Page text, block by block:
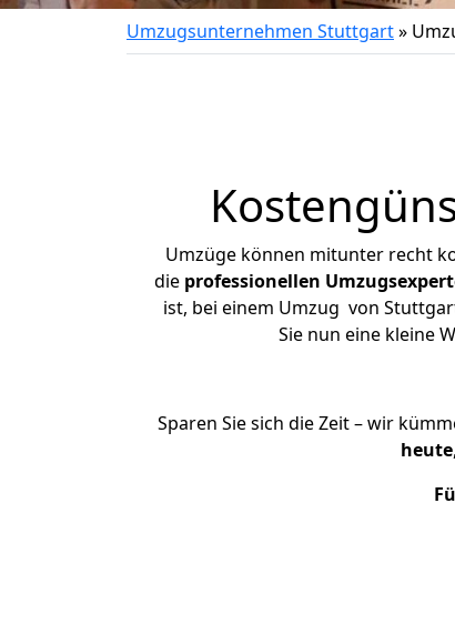
Umzugsunternehmen Stuttgart»
Umzüge können mitunter recht
die professionellen
ist, bei einem Umzug von
Sie nun eine kleine
Sparen Sie sich die Zeit – wir
heute